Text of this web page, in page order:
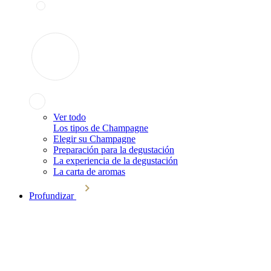
Ver todo
Los tipos de Champagne
Elegir su Champagne
Preparación para la degustación
La experiencia de la degustación
La carta de aromas
Profundizar